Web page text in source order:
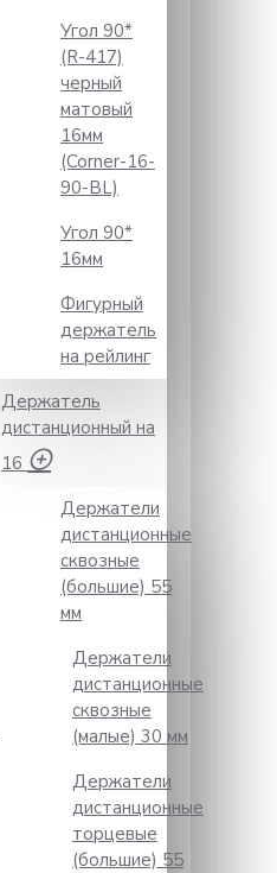
Угол 90*
(R-417)
черный
матовый
16мм
(Corner-16-
90-BL)
Угол 90*
16мм
Фигурный
держатель
на рейлинг
Держатель
дистанционный на
16
Держатели
дистанционные
сквозные
(большие) 55
мм
Держатели
дистанционные
сквозные
(малые) 30 мм
Держатели
дистанционные
торцевые
(большие) 55